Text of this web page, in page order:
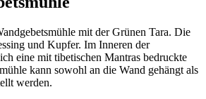
mit der Grünen Tara. Die
und Kupfer. Im Inneren der
eine mit tibetischen Mantras bedruckte
kann sowohl an die Wand gehängt als
werden.